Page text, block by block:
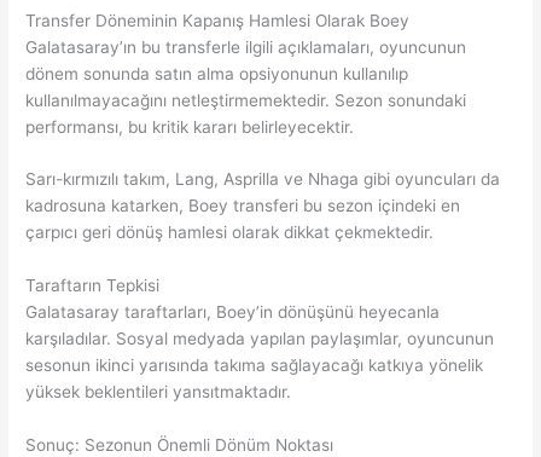
Transfer Döneminin Kapanış Hamlesi Olarak Boey
Galatasaray’ın bu transferle ilgili açıklamaları, oyuncunun
dönem sonunda satın alma opsiyonunun kullanılıp
kullanılmayacağını netleştirmemektedir. Sezon sonundaki
performansı, bu kritik kararı belirleyecektir.
Sarı-kırmızılı takım, Lang, Asprilla ve Nhaga gibi oyuncuları da
kadrosuna katarken, Boey transferi bu sezon içindeki en
çarpıcı geri dönüş hamlesi olarak dikkat çekmektedir.
Taraftarın Tepkisi
Galatasaray taraftarları, Boey’in dönüşünü heyecanla
karşıladılar. Sosyal medyada yapılan paylaşımlar, oyuncunun
sesonun ikinci yarısında takıma sağlayacağı katkıya yönelik
yüksek beklentileri yansıtmaktadır.
Sonuç: Sezonun Önemli Dönüm Noktası